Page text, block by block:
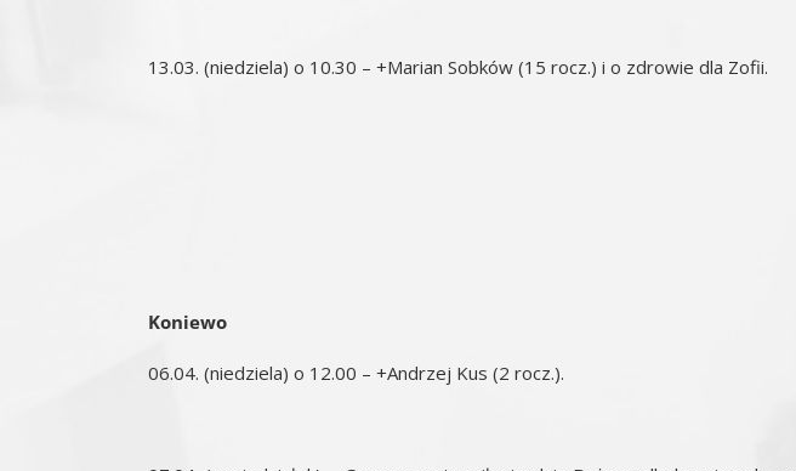
13.03. (niedziela) o 10.30 – +Marian Sobków (15 rocz.) i o zdrowie dla Zofii.
Koniewo
06.04. (niedziela) o 12.00 – +Andrzej Kus (2 rocz.).